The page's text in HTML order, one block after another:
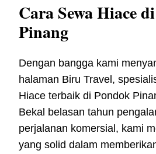
Cara Sewa Hiace
Pinang
Dengan bangga kami
halaman Biru Travel,
Hiace terbaik di Pondok
Bekal belasan tahun
perjalanan komersial, kami
yang solid dalam